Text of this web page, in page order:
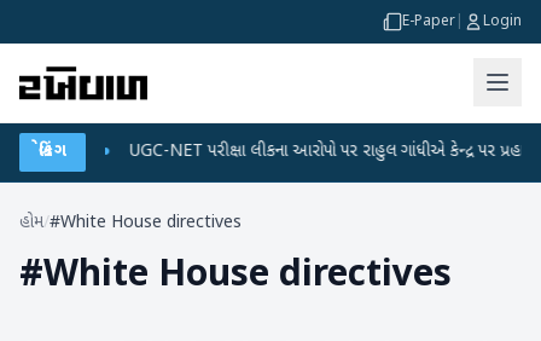
E-Paper Login
બ્રેકિંગ
પ્લાન UGC-NET પરીક્ષા લીકના આરોપો પર રાહુલ ગાંધીએ કેન્દ્ર પર પ્રહાર કર્યા
હોમ/#White House directives
#White House directives